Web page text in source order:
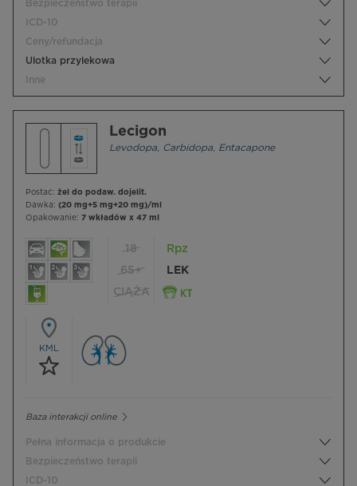
Bezpieczeństwo terapii
ICD-10
Ceny/refundacja
Ulotka przylekowa
Inne
Lecigon
Levodopa, Carbidopa, Entacapone
Postać: żel do podaw. dojelit.
Dawka: (20 mg+5 mg+20 mg)/ml
Opakowanie: 7 wkładów x 47 ml
18
65+
CIĄŻA
Rpz
LEK
KML
Baza interakcji online
Pełna informacja o produkcie
Bezpieczeństwo terapii
ICD-10